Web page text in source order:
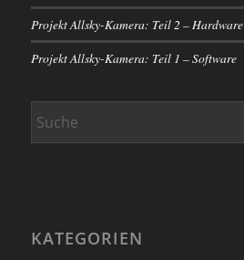
Projekt Allsky-Kamera: Teil 2 – Hardware
Projekt Allsky-Kamera: Teil 1 – Software
KATEGORIEN